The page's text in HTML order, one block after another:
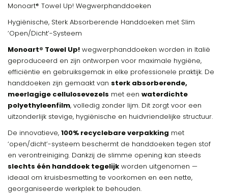
Monoart® Towel Up! Wegwerphanddoeken
Hygiënische, Sterk Absorberende Handdoeken met Slim
‘Open/Dicht’-Systeem
Monoart® Towel Up! wegwerphanddoeken worden in Italië
geproduceerd en zijn ontworpen voor maximale hygiëne,
efficiëntie en gebruiksgemak in elke professionele praktijk. De
handdoeken zijn gemaakt van sterk absorberende,
meerlagige cellulosevezels met een waterdichte
polyethyleenfilm, volledig zonder lijm. Dit zorgt voor een
uitzonderlijk stevige, hygiënische en huidvriendelijke structuur.
De innovatieve, 100% recyclebare verpakking met
‘open/dicht’-systeem beschermt de handdoeken tegen stof
en verontreiniging. Dankzij de slimme opening kan steeds
slechts één handdoek tegelijk worden uitgenomen —
ideaal om kruisbesmetting te voorkomen en een nette,
georganiseerde werkplek te behouden.